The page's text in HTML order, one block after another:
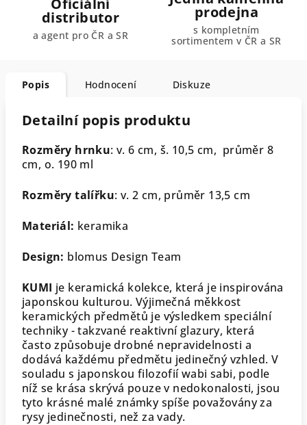
Oficiální
distributor
a agent pro ČR a SR
prodejna
s kompletním
sortimentem v ČR a SR
Popis Hodnocení Diskuze
Detailní popis produktu
Rozměry hrnku: v. 6 cm, š. 10,5 cm, průměr 8
cm, o. 190 ml
Rozměry talířku: v. 2 cm, průměr 13,5 cm
Materiál: keramika
Design: blomus Design Team
KUMI je keramická kolekce, která je inspirována
japonskou kulturou. Výjimečná měkkost
keramických předmětů je výsledkem speciální
techniky - takzvané reaktivní glazury, která
často způsobuje drobné nepravidelnosti a
dodává každému předmětu jedinečný vzhled. V
souladu s japonskou filozofií wabi sabi, podle
níž se krása skrývá pouze v nedokonalosti, jsou
tyto krásné malé známky spíše považovány za
rysy jedinečnosti, než za vady.